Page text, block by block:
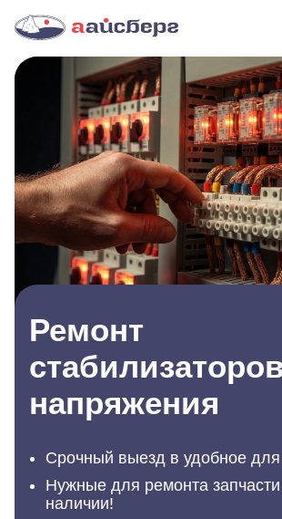
Ремонт
напряжения
Срочный выезд в удобное
Нужные для ремонта запчасти
наличии!